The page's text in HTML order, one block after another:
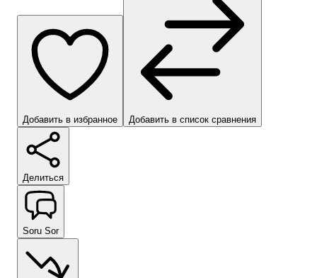
Добавить в избранное Добавить в список сравнения
Делиться
Soru Sor